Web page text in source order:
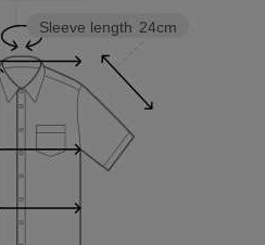
Sleeve length 24cm